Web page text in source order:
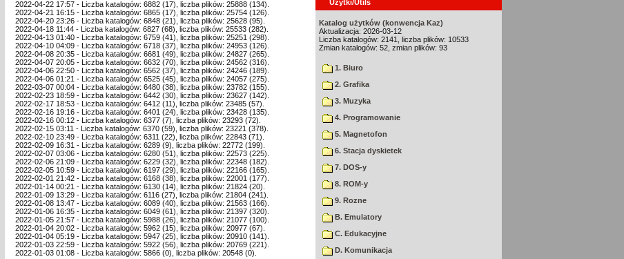
2022-04-22 17:57 - Liczba katalogów: 6882 (17), liczba plików: 25888 (134).
2022-04-21 16:15 - Liczba katalogów: 6865 (17), liczba plików: 25754 (126).
2022-04-20 23:26 - Liczba katalogów: 6848 (21), liczba plików: 25628 (95).
2022-04-18 11:44 - Liczba katalogów: 6827 (68), liczba plików: 25533 (282).
2022-04-13 01:40 - Liczba katalogów: 6759 (41), liczba plików: 25251 (298).
2022-04-10 04:09 - Liczba katalogów: 6718 (37), liczba plików: 24953 (126).
2022-04-08 20:35 - Liczba katalogów: 6681 (49), liczba plików: 24827 (265).
2022-04-07 20:05 - Liczba katalogów: 6632 (70), liczba plików: 24562 (316).
2022-04-06 22:50 - Liczba katalogów: 6562 (37), liczba plików: 24246 (189).
2022-04-06 01:21 - Liczba katalogów: 6525 (45), liczba plików: 24057 (275).
2022-03-07 00:04 - Liczba katalogów: 6480 (38), liczba plików: 23782 (155).
2022-02-23 18:59 - Liczba katalogów: 6442 (30), liczba plików: 23627 (142).
2022-02-17 18:53 - Liczba katalogów: 6412 (11), liczba plików: 23485 (57).
2022-02-16 19:16 - Liczba katalogów: 6401 (24), liczba plików: 23428 (135).
2022-02-16 00:12 - Liczba katalogów: 6377 (7), liczba plików: 23293 (72).
2022-02-15 03:11 - Liczba katalogów: 6370 (59), liczba plików: 23221 (378).
2022-02-10 23:49 - Liczba katalogów: 6311 (22), liczba plików: 22843 (71).
2022-02-09 16:31 - Liczba katalogów: 6289 (9), liczba plików: 22772 (199).
2022-02-07 03:06 - Liczba katalogów: 6280 (51), liczba plików: 22573 (225).
2022-02-06 21:09 - Liczba katalogów: 6229 (32), liczba plików: 22348 (182).
2022-02-05 10:59 - Liczba katalogów: 6197 (29), liczba plików: 22166 (165).
2022-02-01 21:42 - Liczba katalogów: 6168 (38), liczba plików: 22001 (177).
2022-01-14 00:21 - Liczba katalogów: 6130 (14), liczba plików: 21824 (20).
2022-01-09 13:29 - Liczba katalogów: 6116 (27), liczba plików: 21804 (241).
2022-01-08 13:47 - Liczba katalogów: 6089 (40), liczba plików: 21563 (166).
2022-01-06 16:35 - Liczba katalogów: 6049 (61), liczba plików: 21397 (320).
2022-01-05 21:57 - Liczba katalogów: 5988 (26), liczba plików: 21077 (100).
2022-01-04 20:02 - Liczba katalogów: 5962 (15), liczba plików: 20977 (67).
2022-01-04 05:19 - Liczba katalogów: 5947 (25), liczba plików: 20910 (141).
2022-01-03 22:59 - Liczba katalogów: 5922 (56), liczba plików: 20769 (221).
2022-01-03 01:08 - Liczba katalogów: 5866 (0), liczba plików: 20548 (0).
Użytki/Utils
Katalog użytków (konwencja Kaz)
Aktualizacja: 2026-03-12
Liczba katalogów: 2141, liczba plików: 10533
Zmian katalogów: 52, zmian plików: 93
1. Biuro
2. Grafika
3. Muzyka
4. Programowanie
5. Magnetofon
6. Stacja dyskietek
7. DOS-y
8. ROM-y
9. Rozne
B. Emulatory
C. Edukacyjne
D. Komunikacja